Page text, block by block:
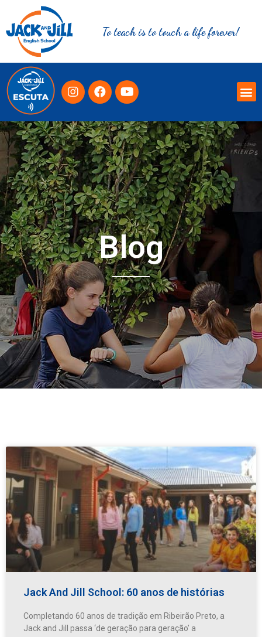
To teach is to touch a life forever!
Blog
Jack And Jill School: 60 anos de histórias
Completando 60 anos de tradição em Ribeirão Preto, a
Jack and Jill passa ‘de geração para geração’ a